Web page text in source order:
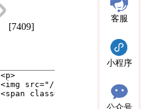
[7409]
客服
小程序